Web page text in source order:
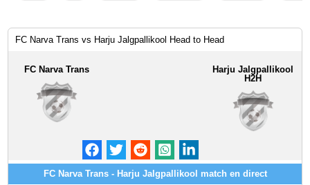
FC Narva Trans vs Harju Jalgpallikool Head to Head
FC Narva Trans
Harju Jalgpallikool
H2H
FC Narva Trans - Harju Jalgpallikool match en direct